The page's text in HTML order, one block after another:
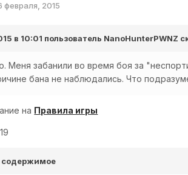
февраля, 2015
в 10:01 пользователь NanoHunterPWNZ
Меня забанили во время боя за
бана не наблюдались. Что
на Правила игры
содержимое